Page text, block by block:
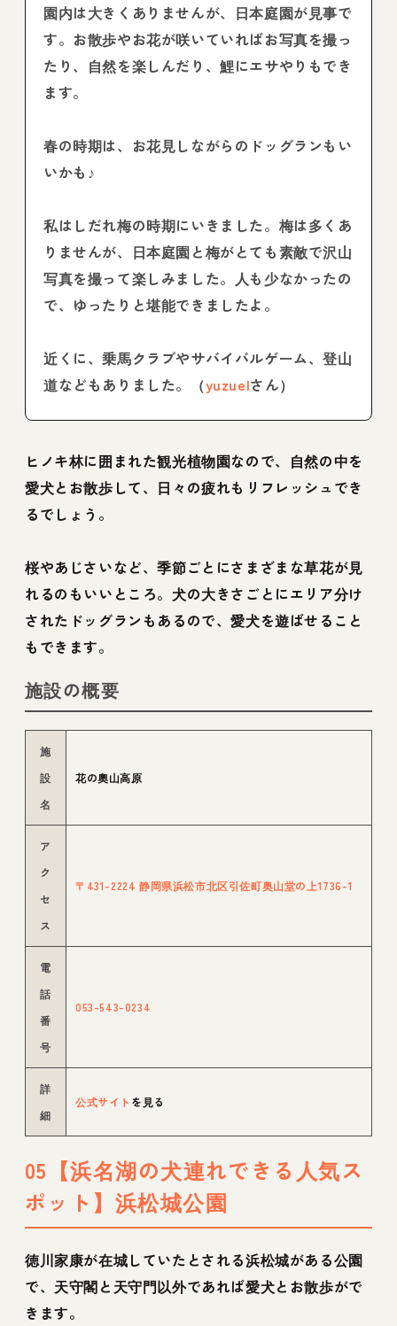
園内は大きくありませんが、日本庭園が見事で
す。お散歩やお花が咲いていればお写真を撮っ
たり、自然を楽しんだり、鯉にエサやりもでき
ます。
春の時期は、お花見しながらのドッグランもい
いかも♪
私はしだれ梅の時期にいきました。梅は多くあ
りませんが、日本庭園と梅がとても素敵で沢山
写真を撮って楽しみました。人も少なかったの
で、ゆったりと堪能できましたよ。
近くに、乗馬クラブやサバイバルゲーム、登山
道などもありました。（yuzuelさん）
ヒノキ林に囲まれた観光植物園なので、自然の中を
愛犬とお散歩して、日々の疲れもリフレッシュでき
るでしょう。
桜やあじさいなど、季節ごとにさまざまな草花が見
れるのもいいところ。犬の大きさごとにエリア分け
されたドッグランもあるので、愛犬を遊ばせること
もできます。
施設の概要
施
設
名
花の奧山高原
ア
ク
セ
ス
〒431-2224 静岡県浜松市北区引佐町奥山堂の上1736-1
電
話
番
号
053-543-0234
詳
細
公式サイト を見る
05【浜名湖の犬連れできる人気ス
ポット】浜松城公園
徳川家康が在城していたとされる浜松城がある公園
で、天守閣と天守門以外であれば愛犬とお散歩がで
きます。